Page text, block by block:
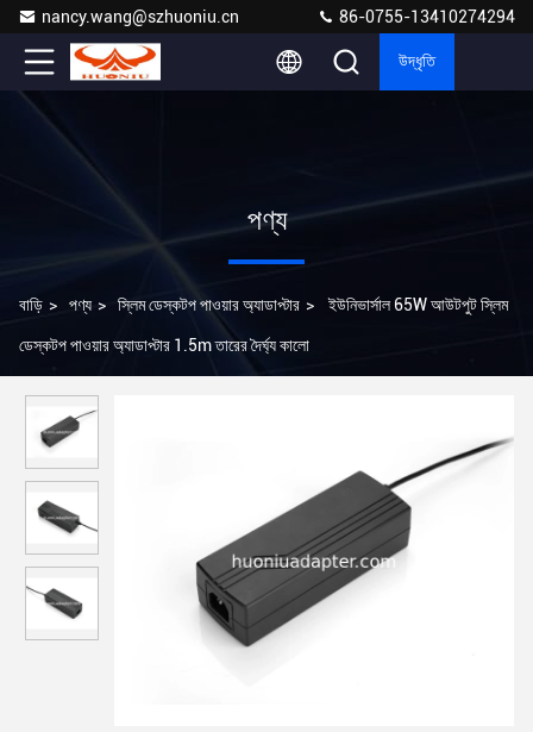
nancy.wang@szhuoniu.cn 86-0755-13410274294
উদ্ধৃতি
পণ্য
বাড়ি > পণ্য > স্লিম ডেস্কটপ পাওয়ার অ্যাডাপ্টার > ইউনিভার্সাল 65W আউটপুট স্লিম
ডেস্কটপ পাওয়ার অ্যাডাপ্টার 1.5m তারের দৈর্ঘ্য কালো